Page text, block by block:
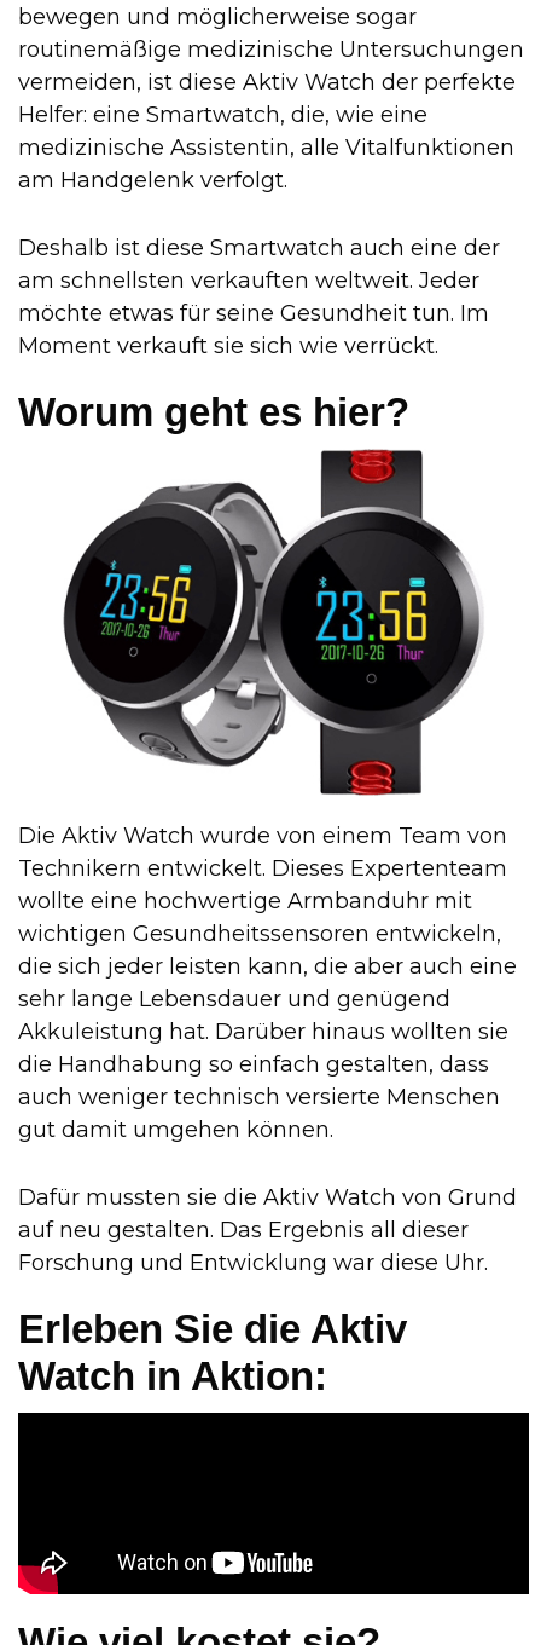
bewegen und möglicherweise sogar
routinemäßige medizinische Untersuchungen
vermeiden, ist diese Aktiv Watch der perfekte
Helfer: eine Smartwatch, die, wie eine
medizinische Assistentin, alle Vitalfunktionen
am Handgelenk verfolgt.
Deshalb ist diese Smartwatch auch eine der
am schnellsten verkauften weltweit. Jeder
möchte etwas für seine Gesundheit tun. Im
Moment verkauft sie sich wie verrückt.
Worum geht es hier?
Die Aktiv Watch wurde von einem Team von
Technikern entwickelt. Dieses Expertenteam
wollte eine hochwertige Armbanduhr mit
wichtigen Gesundheitssensoren entwickeln,
die sich jeder leisten kann, die aber auch eine
sehr lange Lebensdauer und genügend
Akkuleistung hat. Darüber hinaus wollten sie
die Handhabung so einfach gestalten, dass
auch weniger technisch versierte Menschen
gut damit umgehen können.
Dafür mussten sie die Aktiv Watch von Grund
auf neu gestalten. Das Ergebnis all dieser
Forschung und Entwicklung war diese Uhr.
Erleben Sie die Aktiv
Watch in Aktion: